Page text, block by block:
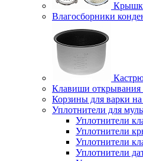
Влагосборники
Клавиши открывания
Корзины для варки
Уплотнители для
Уплотнители
Уплотнители
Уплотнители
Уплотнители